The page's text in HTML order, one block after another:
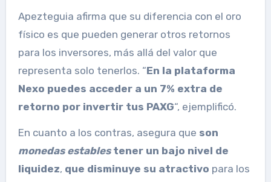
Apezteguia afirma que su diferencia con el oro
físico es que pueden generar otros retornos
para los inversores, más allá del valor que
representa solo tenerlos. “En la plataforma
Nexo puedes acceder a un 7% extra de
retorno por invertir tus PAXG“, ejemplificó.
En cuanto a los contras, asegura que son
monedas establestener un bajo nivel de
liquidez, que disminuye su atractivo para los